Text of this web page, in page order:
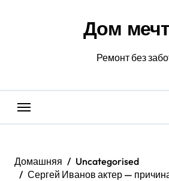
Дом
Ремонт без
Домашняя
Uncategorised
Сергей Иванов актер —